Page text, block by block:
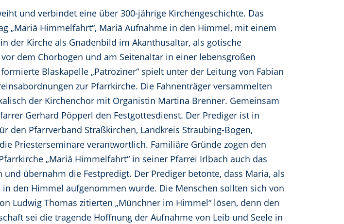
und verbindet eine über 300-jährige Kirchengeschichte. Das
„Mariä Himmelfahrt“, Mariä Aufnahme in den Himmel, mit einem
der Kirche als Gnadenbild im Akanthusaltar, als gotische
dem Chorbogen und am Seitenaltar in einer lebensgroßen
Blaskapelle „Patroziner“ spielt unter der Leitung von Fabian
zur Pfarrkirche. Die Fahnenträger versammelten
der Kirchenchor mit Organistin Martina Brenner. Gemeinsam
Gerhard Pöpperl den Festgottesdienst. Der Prediger ist in
den Pfarrverband Straßkirchen, Landkreis Straubing-Bogen,
Priesterseminare verantwortlich. Familiäre Gründe zogen den
„Mariä Himmelfahrt“ in seiner Pfarrei Irlbach auch das
übernahm die Festpredigt. Der Prediger betonte, dass Maria, als
den Himmel aufgenommen wurde. Die Menschen sollten sich von
Ludwig Thomas zitierten „Münchner im Himmel“ lösen, denn den
sei die tragende Hoffnung der Aufnahme von Leib und Seele in